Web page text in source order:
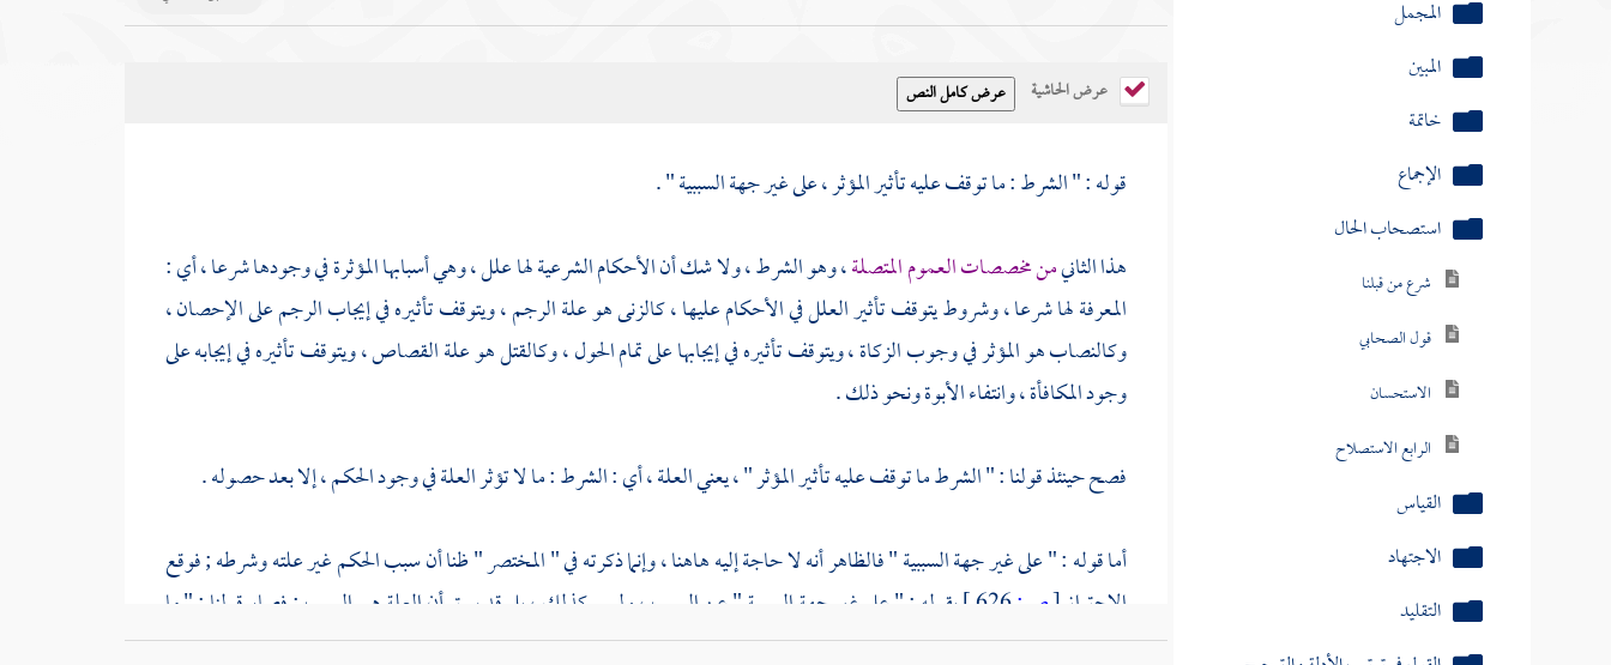
المجمل
المبين
خاتمة
الإجماع
استصحاب الحال
شرع من قبلنا
قول الصحابي
الاستحسان
الرابع الاستصلاح
القياس
الاجتهاد
التقليد
عرض الحاشية
قوله : " الشرط : ما توقف عليه تأثير المؤثر ، على غير جهة السببية " .
هذا الثانيمن مخصصات العموم المتصلة، وهو الشرط ، ولا شك أن الأحكام الشرعية لها علل ، وهي أسبابها المؤثرة في وجودها شرعا ، أي :
المعرفة لها شرعا ، وشروط يتوقف تأثير العلل في الأحكام عليها ، كالزنى هو علة الرجم ، ويتوقف تأثيره في إيجاب الرجم على الإحصان ،
وكالنصاب هو المؤثر في وجوب الزكاة ، ويتوقف تأثيره في إيجابها على تمام الحول ، وكالقتل هو علة القصاص ، ويتوقف تأثيره في إيجابه على
وجود المكافأة ، وانتفاء الأبوة ونحو ذلك .
فصح حينئذ قولنا : " الشرط ما توقف عليه تأثير المؤثر " ، يعني العلة ، أي : الشرط : ما لا تؤثر العلة في وجود الحكم ، إلا بعد حصوله .
أما قوله : " على غير جهة السببية " فالظاهر أنه لا حاجة إليه هاهنا ، وإنما ذكرته في " المختصر " ظنا أن سبب الحكم غير علته وشرطه ; فوقع
الاحتراز [ص:626 ]
بقوله : " على غير جهة السببية " عن السبب ، وليس كذلك ، بل قد سبق أن العلة هي السبب ; فصار قولنا : " ما
توقف عليه تأثير المؤثر " ، كافيا في تعريف الشرط ، اللهم إلا على ما سبق من أن السبب ما حصل الحكم عنده لا به ، فإن تصور لنا حكم